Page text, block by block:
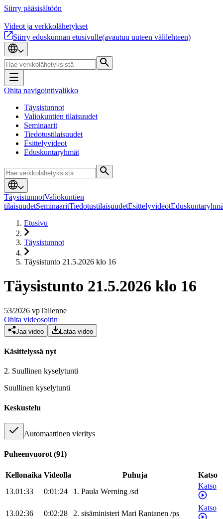
Siirry pääsisältöön
Videot ja verkkolähetykset
Siirry eduskunnan etusivulle(avautuu uuteen välilehteen)
Ohita navigointivalikko
Täysistunnot
Valiokuntien tilaisuudet
Seminaarit
Tiedotustilaisuudet
Esittelyvideot
Eduskuntaryhmät
TäysistunnotValiokuntien
tilaisuudetSeminaaritTiedotustilaisuudetEsittelyvideot
Etusivu
Täysistunnot
Täysistunto 21.5.2026 klo 16
Täysistunto 21.5.2026 klo 16
53/2026 vpTallenne
Ohita videosoitin
Jaa video Lataa video
Käsittelyssä nyt
2. Suullinen kyselytunti
Suullinen kyselytunti
Keskustelu
Automaattinen vieritys
Puheenvuorot (91)
Kellonaika Videolla Puhuja
Katso
13.01:33
0:01:24 1. Paula Werning /sd
Katso
13.02:36 0:02:28 2. sisäministeri Mari Rantanen /ps
Katso